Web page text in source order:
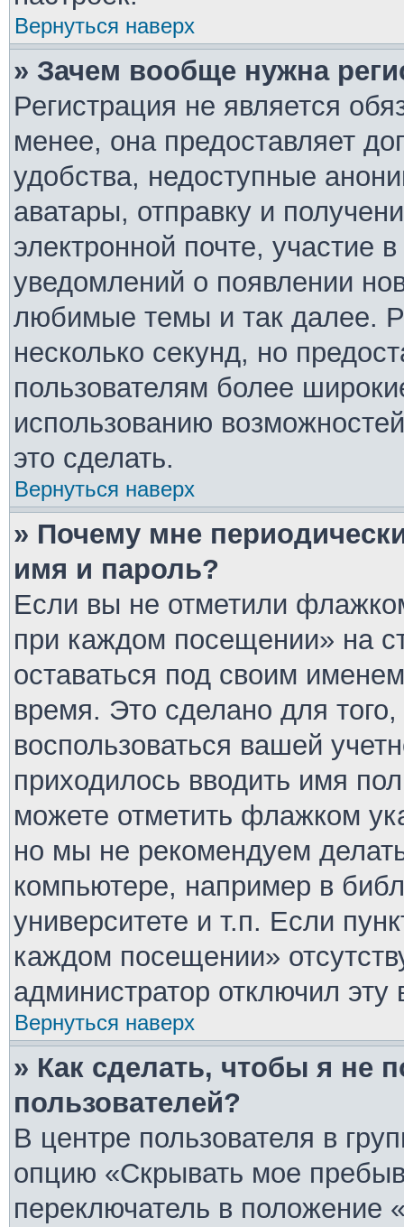
Вернуться наверх
» Зачем вообще нужна
Регистрация не является
менее, она предоставляет
удобства, недоступные
аватары, отправку и
электронной почте, участие
уведомлений о появлении
любимые темы и так далее.
несколько секунд, но
пользователям более
использованию
это сделать.
Вернуться наверх
» Почему мне
имя и пароль?
Если вы не отметили
при каждом посещении» на
оставаться под своим
время. Это сделано для
воспользоваться вашей
приходилось вводить имя
можете отметить флажком
но мы не рекомендуем
компьютере, например в
университете и т.п. Если
каждом посещении»
администратор отключил эту
Вернуться наверх
» Как сделать, чтобы я не
пользователей?
В центре пользователя в
опцию «Скрывать мое
переключатель в положение